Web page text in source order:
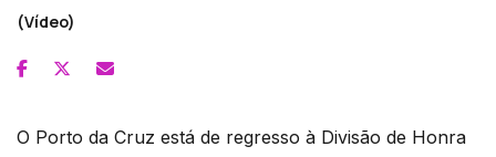
(Vídeo)
O Porto da Cruz está de regresso à Divisão de Honra